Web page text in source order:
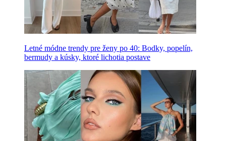
Letné módne trendy pre ženy po 40: Bodky, popelín,
bermudy a kúsky, ktoré lichotia postave